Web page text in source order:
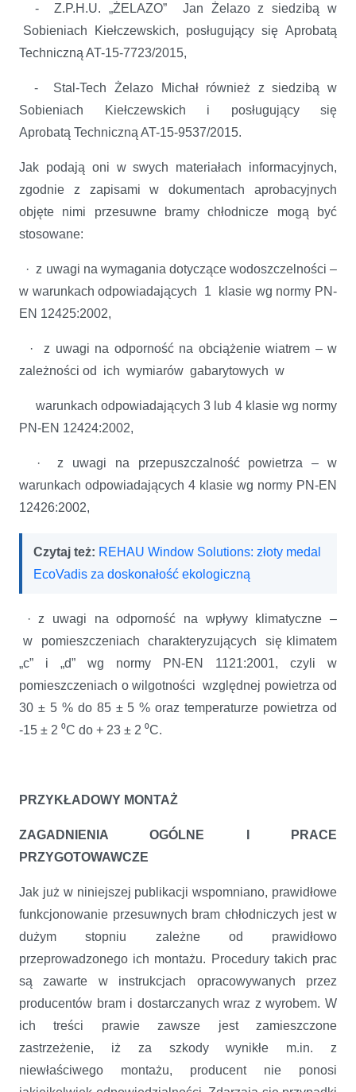
- Z.P.H.U. „ŻELAZO” Jan Żelazo z siedzibą w
Sobieniach Kiełczewskich, posługujący się Aprobatą
Techniczną AT-15-7723/2015,
- Stal-Tech Żelazo Michał również z siedzibą w
Sobieniach Kiełczewskich i posługujący się
Aprobatą Techniczną AT-15-9537/2015.
Jak podają oni w swych materiałach informacyjnych,
zgodnie z zapisami w dokumentach aprobacyjnych
objęte nimi przesuwne bramy chłodnicze mogą być
stosowane:
· z uwagi na wymagania dotyczące wodoszczelności –
w warunkach odpowiadających 1 klasie wg normy PN-
EN 12425:2002,
· z uwagi na odporność na obciążenie wiatrem – w
zależności od ich wymiarów gabarytowych w
warunkach odpowiadających 3 lub 4 klasie wg normy
PN-EN 12424:2002,
· z uwagi na przepuszczalność powietrza – w
warunkach odpowiadających 4 klasie wg normy PN-EN
12426:2002,
Czytaj też: REHAU Window Solutions: złoty medal
EcoVadis za doskonałość ekologiczną
· z uwagi na odporność na wpływy klimatyczne –
w pomieszczeniach charakteryzujących się klimatem
„c” i „d” wg normy PN-EN 1121:2001, czyli w
pomieszczeniach o wilgotności względnej powietrza od
30 ± 5 % do 85 ± 5 % oraz temperaturze powietrza od
-15 ± 2 ⁰C do + 23 ± 2 ⁰C.
PRZYKŁADOWY MONTAŻ
ZAGADNIENIA OGÓLNE I PRACE
PRZYGOTOWAWCZE
Jak już w niniejszej publikacji wspomniano, prawidłowe
funkcjonowanie przesuwnych bram chłodniczych jest w
dużym stopniu zależne od prawidłowo
przeprowadzonego ich montażu. Procedury takich prac
są zawarte w instrukcjach opracowywanych przez
producentów bram i dostarczanych wraz z wyrobem. W
ich treści prawie zawsze jest zamieszczone
zastrzeżenie, iż za szkody wynikłe m.in. z
niewłaściwego montażu, producent nie ponosi